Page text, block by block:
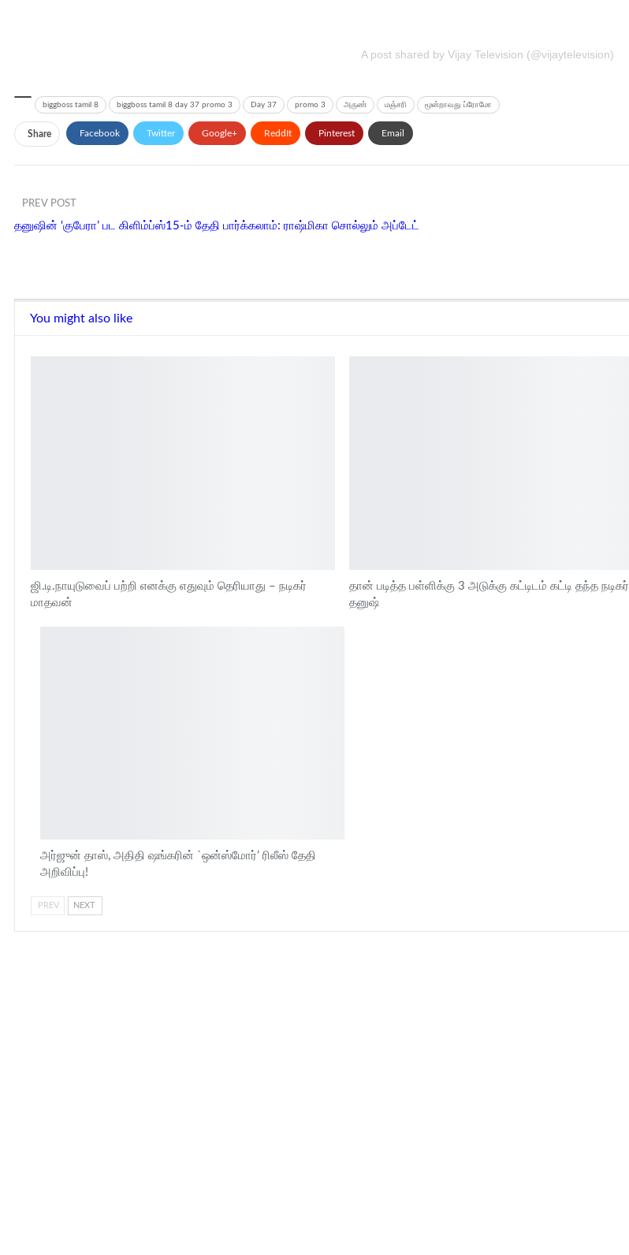
A post shared by Vijay Television (@vijaytelevision)
biggboss tamil 8 biggboss tamil 8 day 37 promo 3 Day 37 promo 3 அருண் மஞ்சரி மூன்றாவது ப்ரோமோ
Share Facebook Twitter Google+ ReddIt Pinterest Email
PREV POST
தனுஷின் ‘குபேரா’ பட கிளிம்ப்ஸ்15-ம் தேதி பார்க்கலாம்: ராஷ்மிகா சொல்லும் அப்டேட்
You might also like
ஜி.டி.நாயுடுவைப் பற்றி எனக்கு எதுவும் தெரியாது – நடிகர்
மாதவன்
தான் படித்த பள்ளிக்கு 3 அடுக்கு கட்டிடம் கட்டி தந்த நடிகர்
தனுஷ்
அர்ஜுன் தாஸ், அதிதி ஷங்கரின் `ஒன்ஸ்மோர்’ ரிலீஸ் தேதி
அறிவிப்பு!
PREV NEXT